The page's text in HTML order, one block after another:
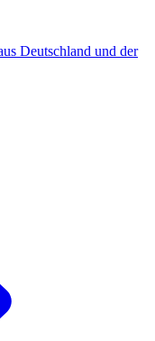
Deutschland und der